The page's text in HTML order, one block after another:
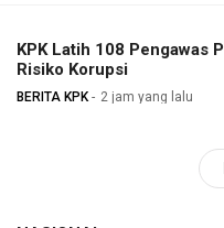
KPK Latih 108 Pengawas
Risiko Korupsi
BERITA KPK 2 jam yang lalu